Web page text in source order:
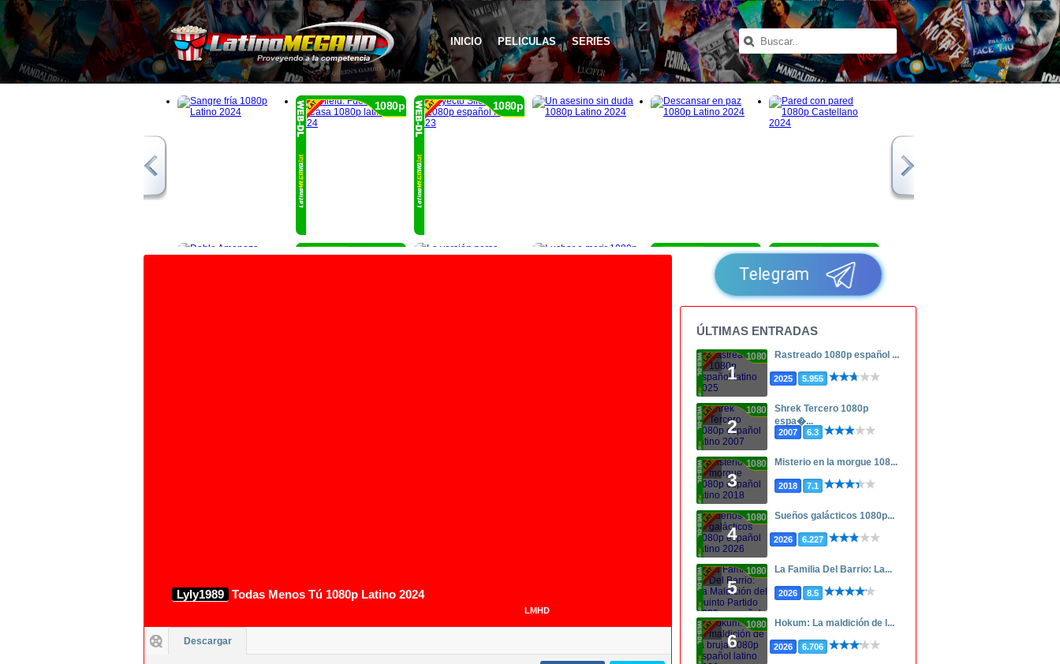
INICIO PELICULAS SERIES
1080p 1080p
1080p 1080p 1080p
Lyly1989 Todas Menos Tú 1080p Latino 2024
LMHD
Descargar
Telegram
ÚLTIMAS ENTRADAS
1
1080p Rastreado 1080p español ...
2025 5.955
2
1080p
Shrek Tercero 1080p
espa�...
2007 6.3
3
1080p Misterio en la morgue 108...
2018 7.1
4
1080p Sueños galácticos 1080p...
2026 6.227
5
1080p La Familia Del Barrio: La...
2026 8.5
6
1080p Hokum: La maldición de l...
2026 6.706